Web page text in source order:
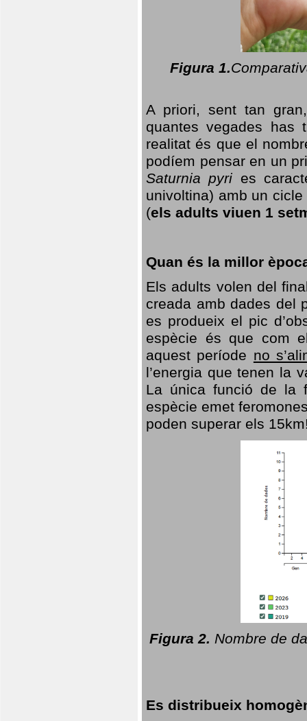
Figura 1.
A priori, sent tan
quantes vegades has
realitat és que el
podíem pensar en un
Saturnia pyri es
univoltina) amb un
(els adults viuen 1
Quan és la millor
Els adults volen del
creada amb dades del
es produeix el pic
espècie és que com
aquest període no
l’energia que tenen la
La única funció de la
espècie emet
poden superar els
Figura 2. Nombre de
Es distribueix